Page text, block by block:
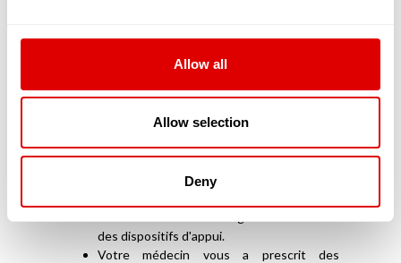
Allow all
Allow selection
Deny
douche ? Des Auxiliaires de Vie seront
vie quotidienne, essentiels, mais qui
Vous souffrez de troubles de la continence
? Des personnels formés vous appuieront
des dispositifs d'appui.
Votre médecin vous a prescrit des